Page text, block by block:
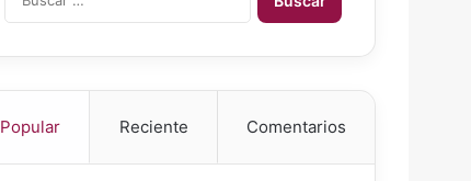
u
c
:
Popular Reciente Comentarios